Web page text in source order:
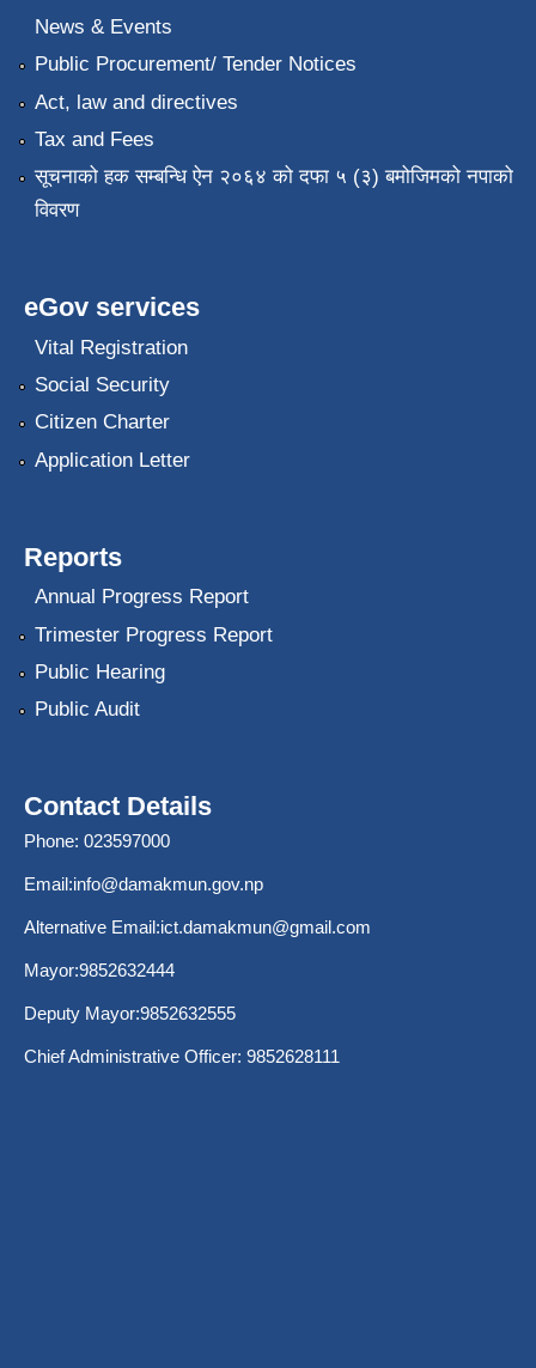
News & Events
Public Procurement/ Tender Notices
Act, law and directives
Tax and Fees
सूचनाको हक सम्बन्धि ऐन २०६४ को दफा ५ (३) बमोजिमको नपाको
विवरण
eGov services
Vital Registration
Social Security
Citizen Charter
Application Letter
Reports
Annual Progress Report
Trimester Progress Report
Public Hearing
Public Audit
Contact Details
Phone: 023597000
Email:info@damakmun.gov.np
Alternative Email:ict.damakmun@gmail.com
Mayor:9852632444
Deputy Mayor:9852632555
Chief Administrative Officer: 9852628111